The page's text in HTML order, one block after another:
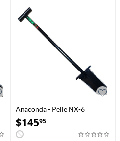
Anaconda - Pelle NX-6
$14595